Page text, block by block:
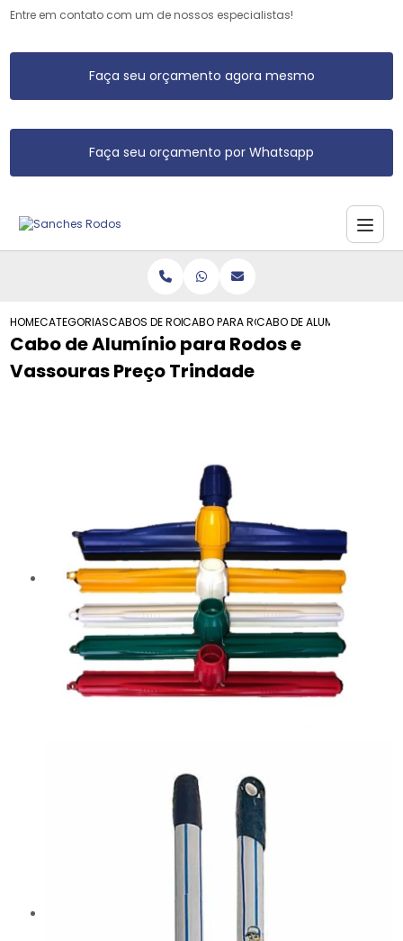
Entre em contato com um de nossos especialistas!
Faça seu orçamento agora mesmo
Faça seu orçamento por Whatsapp
HOMECATEGORIASCABOS DE RODO DE ALUMINIO
CABO PARA RODO ALUMINIO
CABO DE ALUMINIO PARA
Cabo de Alumínio para Rodos e
Vassouras Preço Trindade